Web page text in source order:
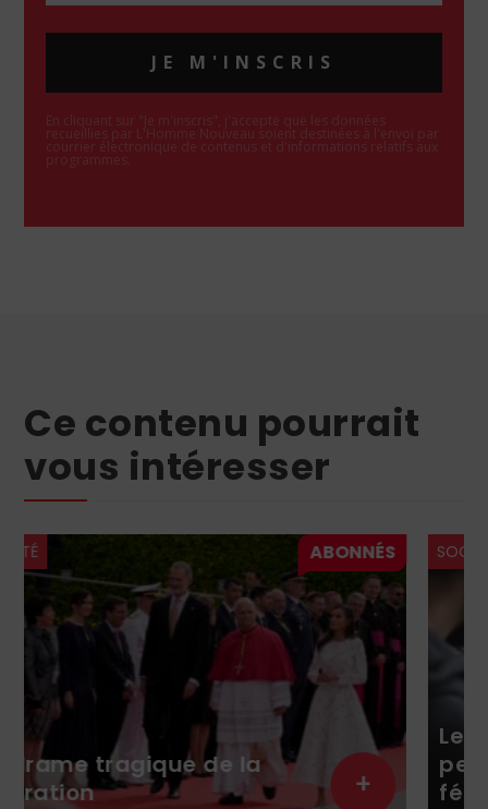
JE M'INSCRIS
En cliquant sur "Je m'inscris", j'accepte que les données
recueillies par L'Homme Nouveau soient destinées à l'envoi par
courrier électronique de contenus et d'informations relatifs aux
programmes.
Ce contenu pourrait
vous intéresser
Le nivellement de la
pensée sous la bienveillante
férule de l’Arcom